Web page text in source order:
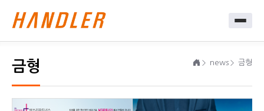
금형 news 금형